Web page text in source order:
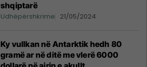
shqiptarë
Udhëpërshkrime 21/05/2024
Ky vullkan në Antarktik hedh 80
gramë ar në ditë me vlerë 6000